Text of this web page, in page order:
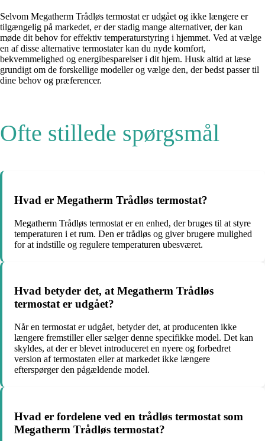
Selvom Megatherm Trådløs termostat er udgået og ikke længere er
tilgængelig på markedet, er der stadig mange alternativer, der kan
møde dit behov for effektiv temperaturstyring i hjemmet. Ved at vælge
en af ​​disse alternative termostater kan du nyde komfort,
bekvemmelighed og energibesparelser i dit hjem. Husk altid at læse
grundigt om de forskellige modeller og vælge den, der bedst passer til
dine behov og præferencer.
Ofte stillede spørgsmål
Hvad er Megatherm Trådløs termostat?
Megatherm Trådløs termostat er en enhed, der bruges til at styre
temperaturen i et rum. Den er trådløs og giver brugere mulighed
for at indstille og regulere temperaturen ubesværet.
Hvad betyder det, at Megatherm Trådløs
termostat er udgået?
Når en termostat er udgået, betyder det, at producenten ikke
længere fremstiller eller sælger denne specifikke model. Det kan
skyldes, at der er blevet introduceret en nyere og forbedret
version af termostaten eller at markedet ikke længere
efterspørger den pågældende model.
Hvad er fordelene ved en trådløs termostat som
Megatherm Trådløs termostat?